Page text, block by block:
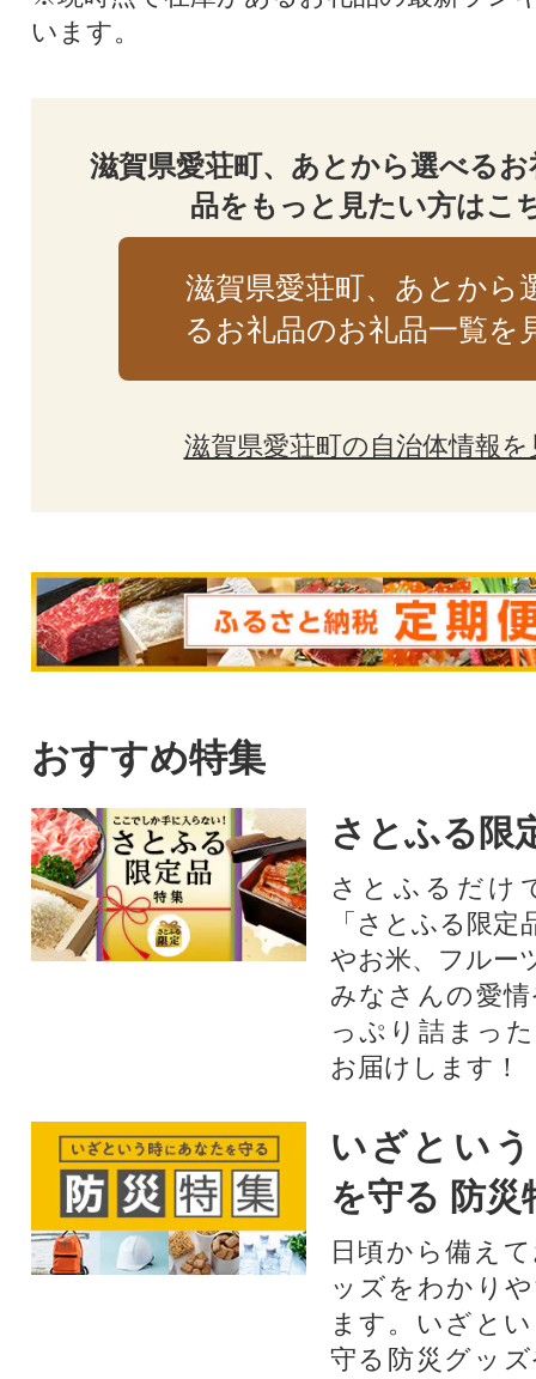
います。
滋賀県愛荘町、あとから選べる
品をもっと見たい方はこ
滋賀県愛荘町、あとから
るお礼品のお礼品一覧を
滋賀県愛荘町の自治体情報を
おすすめ特集
さとふる限
さとふるだけ
「さとふる限
やお米、フルー
みなさんの愛
っぷり詰まっ
お届けします！
いざとい
を守る 防災
日頃から備え
ッズをわかり
ます。いざと
守る防災グッ